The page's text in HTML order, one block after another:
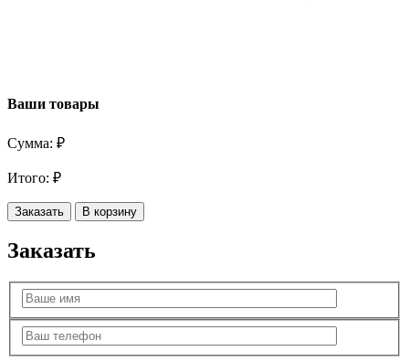
Ваши товары
Сумма: ₽
Итого: ₽
Заказать В корзину
Заказать